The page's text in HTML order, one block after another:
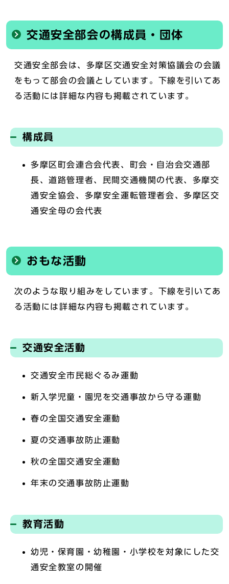
交通安全部会の構成員・団体
交通安全部会は、多摩区交通安全対策協議会の会議
をもって部会の会議としています。下線を引いてあ
る活動には詳細な内容も掲載されています。
構成員
多摩区町会連合会代表、町会・自治会交通部
長、道路管理者、民間交通機関の代表、多摩交
通安全協会、多摩安全運転管理者会、多摩区交
通安全母の会代表
おもな活動
次のような取り組みをしています。下線を引いてあ
る活動には詳細な内容も掲載されています。
交通安全活動
交通安全市民総ぐるみ運動
新入学児童・園児を交通事故から守る運動
春の全国交通安全運動
夏の交通事故防止運動
秋の全国交通安全運動
年末の交通事故防止運動
教育活動
幼児・保育園・幼稚園・小学校を対象にした交
通安全教室の開催